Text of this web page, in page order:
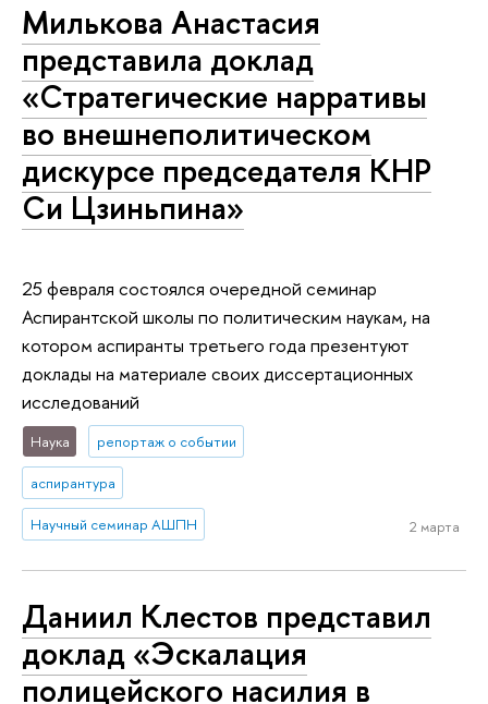
Милькова Анастасия
представила доклад
«Стратегические нарративы
во внешнеполитическом
дискурсе председателя КНР
Си Цзиньпина»
25 февраля состоялся очередной семинар
Аспирантской школы по политическим наукам, на
котором аспиранты третьего года презентуют
доклады на материале своих диссертационных
исследований
Наука репортаж о событии
аспирантура
Научный семинар АШПН 2 марта
Даниил Клестов представил
доклад «Эскалация
полицейского насилия в